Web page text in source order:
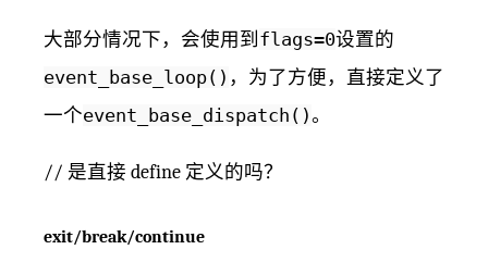
大部分情况下，会使用到 flags=0设置的
event_base_loop() ，为了方便，直接定义了
一个event_base_dispatch()。
// 是直接 define 定义的吗？
exit/break/continue